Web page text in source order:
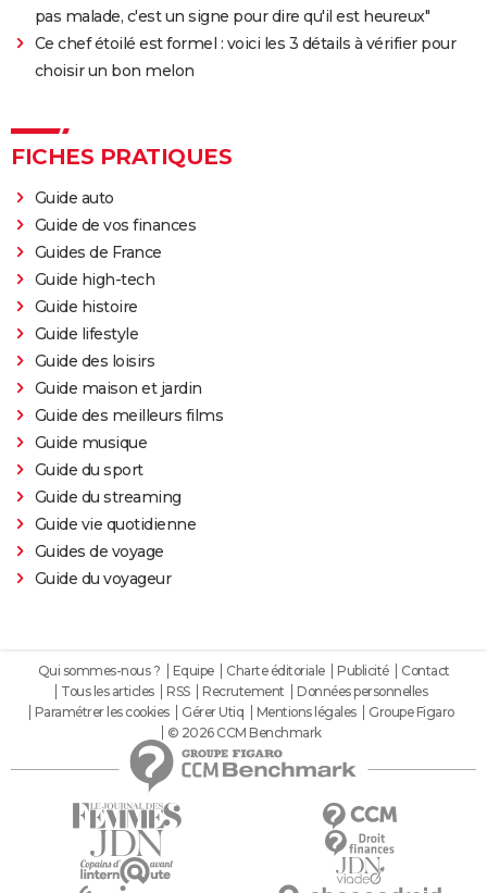
pas malade, c'est un signe pour dire qu'il est heureux"
Ce chef étoilé est formel : voici les 3 détails à vérifier pour
choisir un bon melon
FICHES PRATIQUES
Guide auto
Guide de vos finances
Guides de France
Guide high-tech
Guide histoire
Guide lifestyle
Guide des loisirs
Guide maison et jardin
Guide des meilleurs films
Guide musique
Guide du sport
Guide du streaming
Guide vie quotidienne
Guides de voyage
Guide du voyageur
Qui sommes-nous ? Equipe Charte éditoriale Publicité
Contact
Tous les articles
RSS Recrutement
Données personnelles
Paramétrer les cookies
Gérer Utiq Mentions légales
Groupe Figaro
© 2026 CCM Benchmark